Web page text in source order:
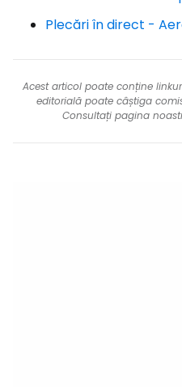
Plecări în direct -
Acest articol poate conține
editorială poate câștiga
Consultați pagina